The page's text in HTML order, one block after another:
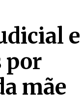
e
por
mãe